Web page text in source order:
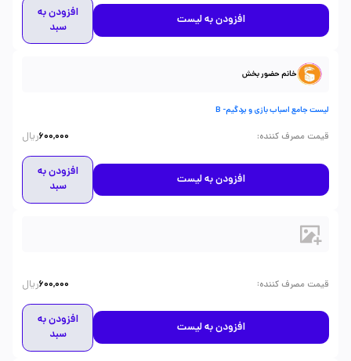
افزودن به لیست
افزودن به
سبد
خانم حضور بخش
لیست جامع اسباب بازی و بردگیم- B
قیمت مصرف کننده:
600,000ریال
افزودن به لیست
افزودن به
سبد
قیمت مصرف کننده:
600,000ریال
افزودن به لیست
افزودن به
سبد